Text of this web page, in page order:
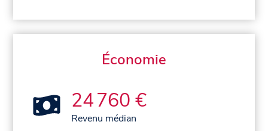
Économie
24 760 €
Revenu médian